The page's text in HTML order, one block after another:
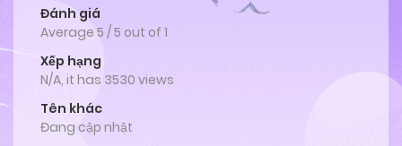
Đánh giá
Average 5 /5 out of 1
Xếp hạng
N/A, it has 3530 views
Tên khác
Đang cập nhật